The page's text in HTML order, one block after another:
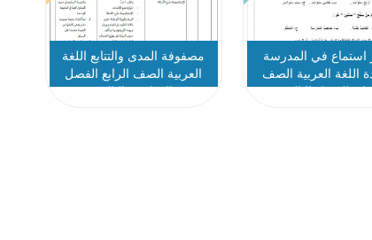
استماع في المدرسة
اللغة العربية الصف
الفصل الثالث
مصفوفة المدى والتتابع اللغة
العربية الصف الرابع الفصل
الدراسي الثالث